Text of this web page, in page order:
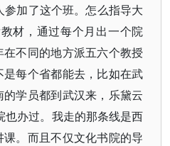
加了这个班。怎么指导大
材，通过每个月出一个院
不同的地方派五六个教授
每个省都能去，比如在武
学员都到武汉来，乐黛云
也办过。我走的那条线是西
。而且不仅文化书院的导